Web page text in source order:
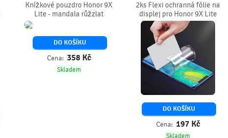
Knížkové pouzdro Honor 9X
Lite - mandala růžzlat
DO KOŠÍKU
Cena: 358 Kč
Skladem
2ks Flexi ochranná fólie na
displej pro Honor 9X Lite
DO KOŠÍKU
Cena: 197 Kč
Skladem